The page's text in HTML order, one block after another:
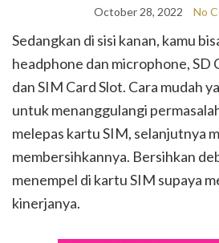
October 28, 2022 No
Sedangkan di sisi kanan, kamu
headphone dan microphone, SD
dan SIM Card Slot. Cara mudah
untuk menanggulangi
melepas kartu SIM, selanjutnya
membersihkannya. Bersihkan
menempel di kartu SIM supaya
kinerjanya.